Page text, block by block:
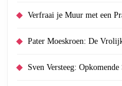
Verfraai je Muur met een
Pater Moeskroen: De
Sven Versteeg: